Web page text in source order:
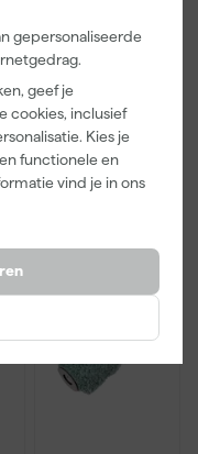
gepersonaliseerde
geef je
cookies, inclusief
Kies je
functionele en
vind je in ons
18cm Roller -
8L + 5
Inzetemmers
en deksel
Morgen
10,99
incl. BTW